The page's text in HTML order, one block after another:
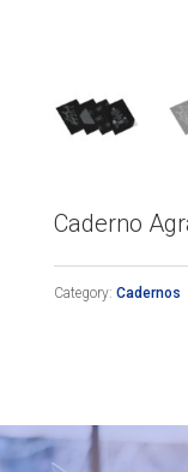
Caderno
Category: Cadernos